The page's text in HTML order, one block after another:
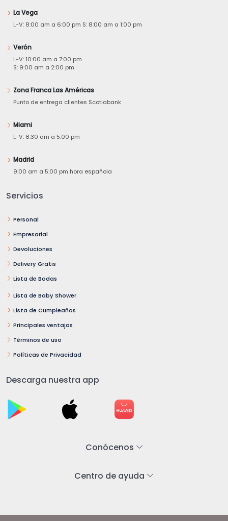
La Vega
L-V: 8:00 am a 6:00 pm S: 8:00 am a 1:00 pm
Verón
L-V: 10:00 am a 7:00 pm
S: 9:00 am a 2:00 pm
Zona Franca Las Américas
Punto de entrega clientes Scotiabank
Miami
L-V: 8:30 am a 5:00 pm
Madrid
9:00 am a 5:00 pm hora española
Servicios
Personal
Empresarial
Devoluciones
Delivery Gratis
Lista de Bodas
Lista de Baby Shower
Lista de Cumpleaños
Principales ventajas
Términos de uso
Políticas de Privacidad
Descarga nuestra app
Conócenos
Centro de ayuda